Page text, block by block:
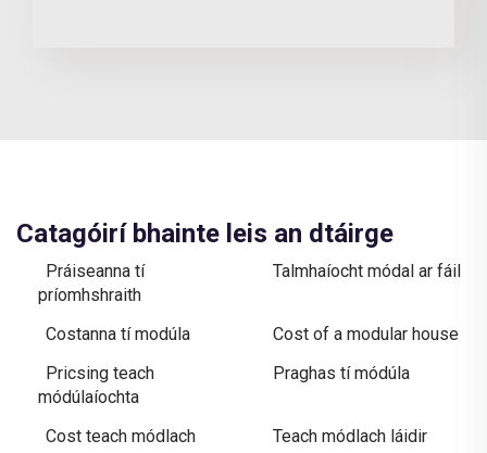
Catagóirí bhainte leis an dtáirge
Práiseanna tí
príomhshraith
Talmhaíocht módal ar fáil
Costanna tí modúla
Cost of a modular house
Pricsing teach
módúlaíochta
Praghas tí módúla
Cost teach módlach
Teach módlach láidir